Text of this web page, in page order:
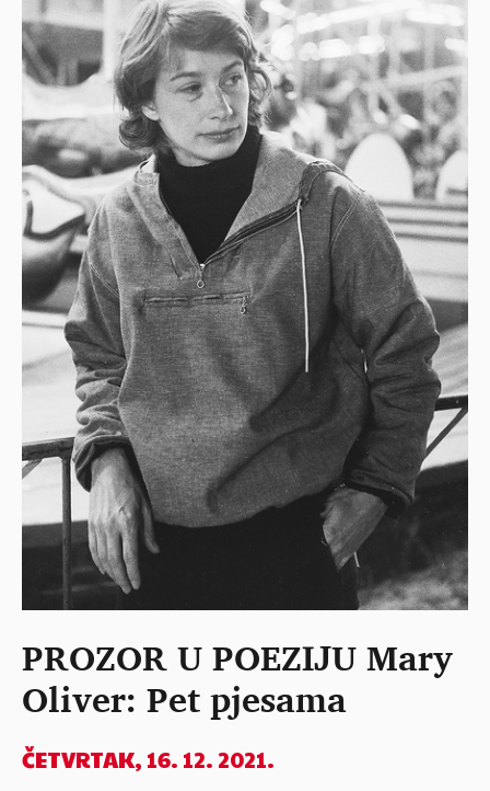
PROZOR U POEZIJU Mary
Oliver: Pet pjesama
ČETVRTAK, 16. 12. 2021.